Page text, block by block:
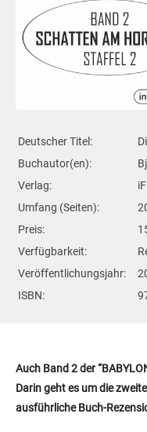
Deutscher Titel:
Buchautor(en):
Verlag:
Umfang (Seiten):
Preis:
Verfügbarkeit:
Veröffentlichungsjahr:
ISBN:
Auch Band 2 der
Darin geht es um die
ausführliche Buch-